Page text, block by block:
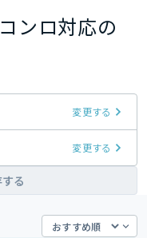
ンロ対応の
変更する
変更する
る